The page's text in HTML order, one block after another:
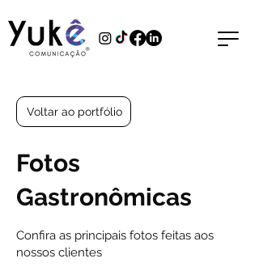
Voltar ao portfólio
Fotos
Gastronômicas
Confira as principais fotos feitas aos
nossos clientes